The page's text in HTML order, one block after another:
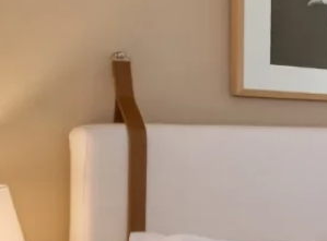
Signature Concepts
Domes Stories